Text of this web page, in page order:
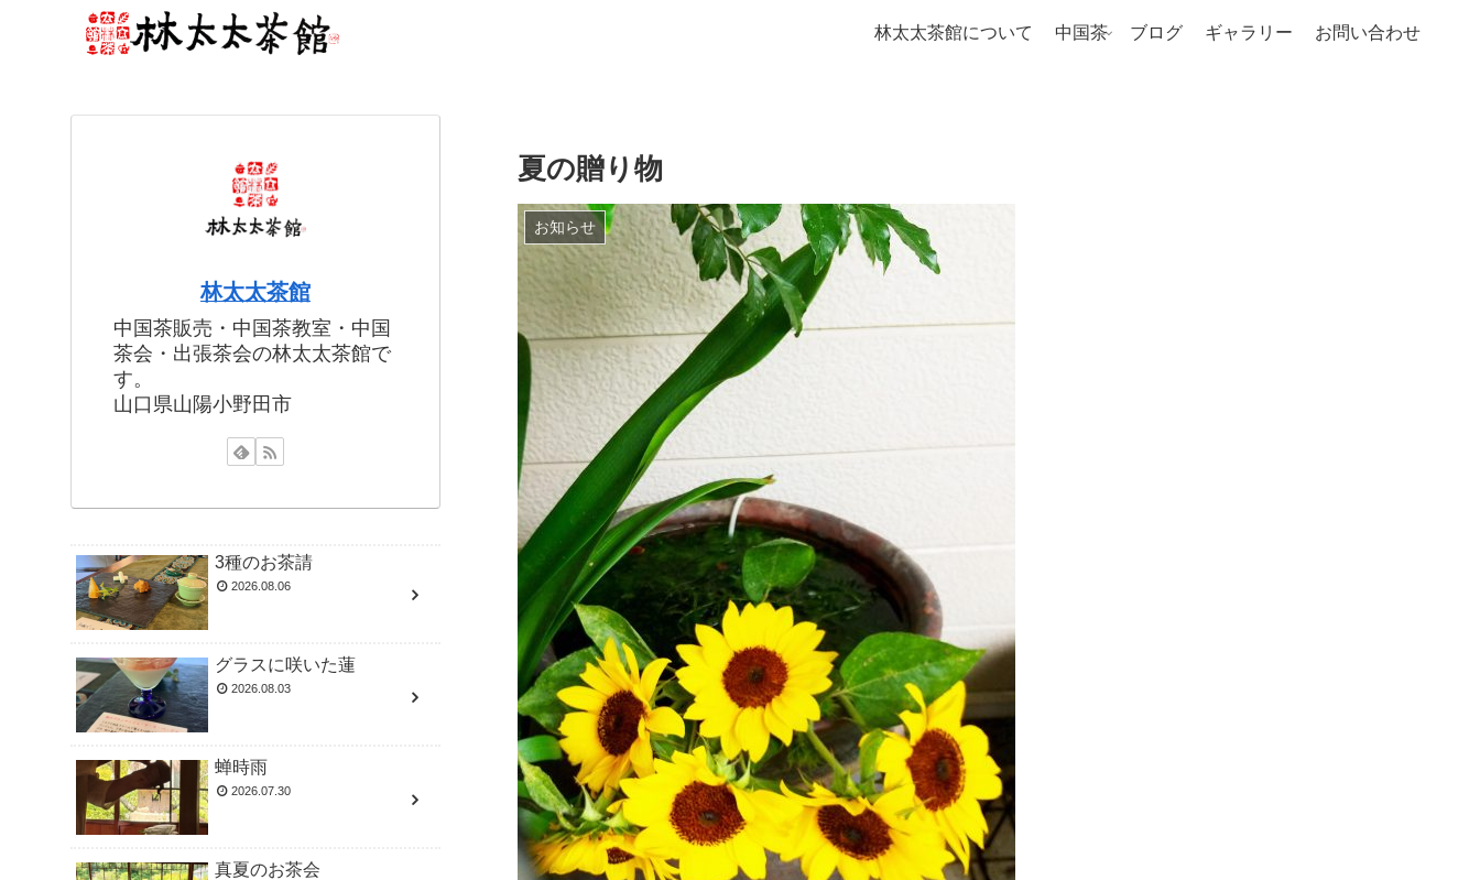
林太太茶館について 中国茶 ブログ ギャラリー お問い合わせ
夏の贈り物
お知らせ
林太太茶館
中国茶販売・中国茶教室・中国
茶会・出張茶会の林太太茶館で
す。
山口県山陽小野田市
3種のお茶請
2026.08.06
グラスに咲いた蓮
2026.08.03
蝉時雨
2026.07.30
真夏のお茶会